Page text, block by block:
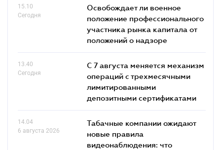
15.10
Сегодня
Освобождает ли военное
положение профессионального
участника рынка капитала от
положений о надзоре
13.40
Сегодня
С 7 августа меняется механизм
операций с трехмесячными
лимитированными
депозитными сертификатами
14.04
6 августа 2026
Табачные компании ожидают
новые правила
видеонаблюдения: что